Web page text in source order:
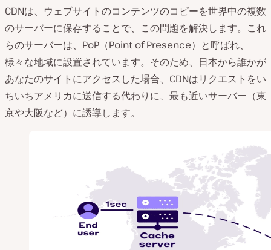
CDNは、ウェブサイトのコンテンツのコピーを世界中の複数
のサーバーに保存することで、この問題を解決します。これ
らのサーバーは、PoP（Point of Presence）と呼ばれ、
様々な地域に設置されています。そのため、日本から誰かが
あなたのサイトにアクセスした場合、CDNはリクエストをい
ちいちアメリカに送信する代わりに、最も近いサーバー（東
京や大阪など）に誘導します。